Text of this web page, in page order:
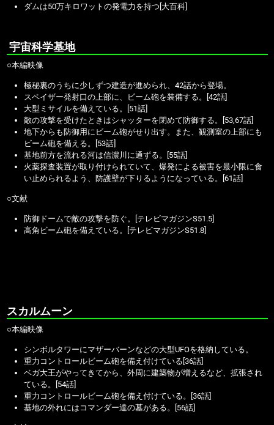
ダムは50万キロワットの発電力を持つ[大百科]
宇宙科学基地
○本編映像
極秘裏のうちに少しずつ建造が進められ、42話から登場。
スペイザー発射口の上部に、ビーム砲を装備する。[42話]
大型ミサイルを備えている。[51話]
敵の攻撃を受けたときはシャッターを閉めて防御する。[53,67話]
地下からも防御用にビーム砲がせり出す。また、観測室の上部にも
ビーム砲を備える。[53話]
基地前方を流れる河は信濃川に通ずる。[55話]
火薬探査装置が取り付けられていて、爆発による被害を最小限に食
い止められるよう、防護壁が下りるようになっている。[61話]
○文献
防御ドームで敵の攻撃を防ぐ。[テレビマガジンS51.5]
高角ビーム砲を備えている。[テレビマガジンS51.8]
スカルムーン
○本編映像
シンボルタワーにマザーバーンなどの大型UFOを格納している。
重力コントロールビーム砲を備え付けている[36話]
ベガ大王がやってきてから、外周に建築物が増えるなど、拡張され
ている。[54話]
重力コントロールビーム砲を備え付けている。[36話]
基地の外れにはコマンダー達の墓がある。[56話]